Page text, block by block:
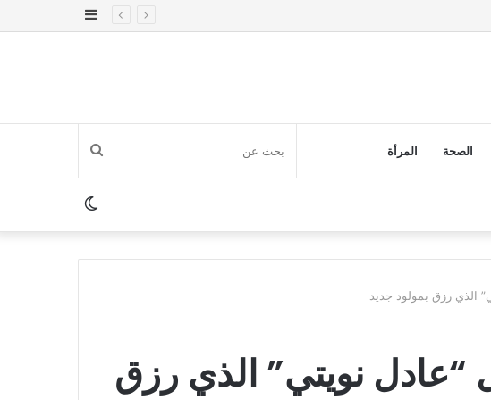
إضافة
الصحة المرأة بحث
عنالوضع
المظلم
الذي رزق بمولود جديد
“عادل نويتي” الذي رزق